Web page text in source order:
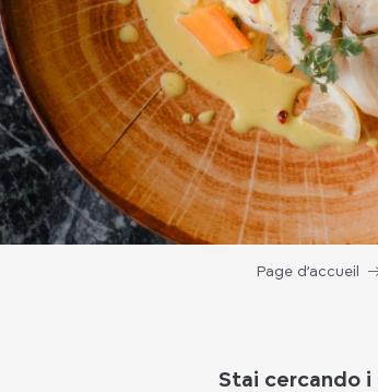
Page d’accueil
Stai cercando